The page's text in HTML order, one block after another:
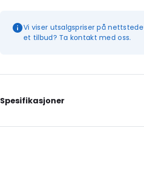
Vi viser utsalgspriser på
et tilbud? Ta kontakt med oss.
Spesifikasjoner
External Length: 163